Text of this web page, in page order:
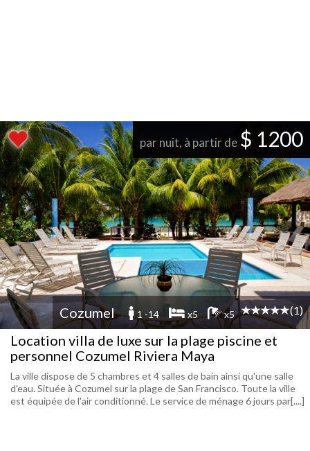
par nuit, à partir de $ 1200
Cozumel 1 -14 x5 x5 (1)
Location villa de luxe sur la plage piscine et
personnel Cozumel Riviera Maya
La ville dispose de 5 chambres et 4 salles de bain ainsi qu'une salle
d'eau. Située à Cozumel sur la plage de San Francisco. Toute la ville
est équipée de l'air conditionné. Le service de ménage 6 jours par[....]